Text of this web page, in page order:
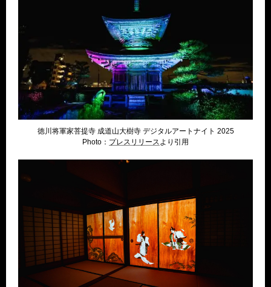
徳川将軍家菩提寺 成道山大樹寺 デジタルアートナイト 2025
Photo： プレスリリースより引用